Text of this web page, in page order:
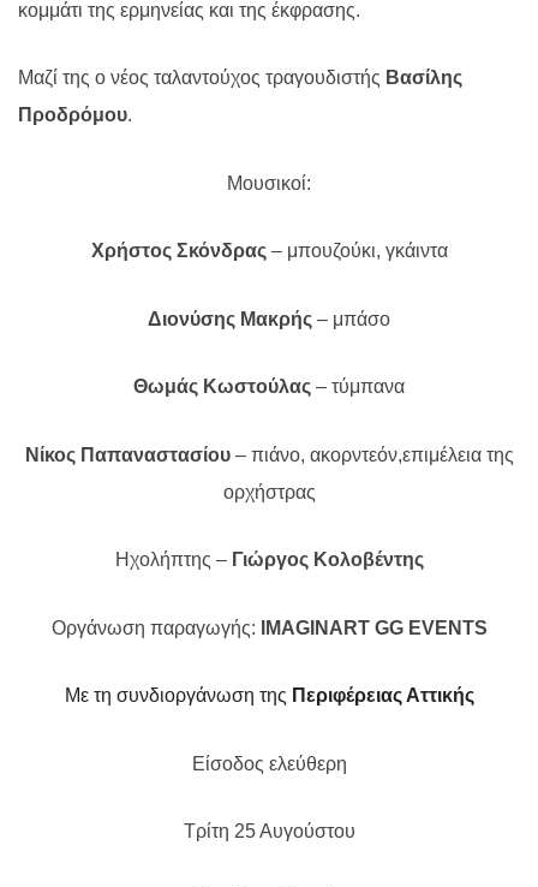
κομμάτι της ερμηνείας και της έκφρασης.
Μαζί της ο νέος ταλαντούχος τραγουδιστής Βασίλης
Προδρόμου.
Μουσικοί:
Χρήστος Σκόνδρας – μπουζούκι, γκάιντα
Διονύσης Μακρής – μπάσο
Θωμάς Κωστούλας – τύμπανα
Νίκος Παπαναστασίου– πιάνο, ακορντεόν,επιμέλεια της
ορχήστρας
Ηχολήπτης – Γιώργος Κολοβέντης
Οργάνωση παραγωγής: IMAGINART GG EVENTS
Με τη συνδιοργάνωση της Περιφέρειας Αττικής
Είσοδος ελεύθερη
Τρίτη 25 Αυγούστου